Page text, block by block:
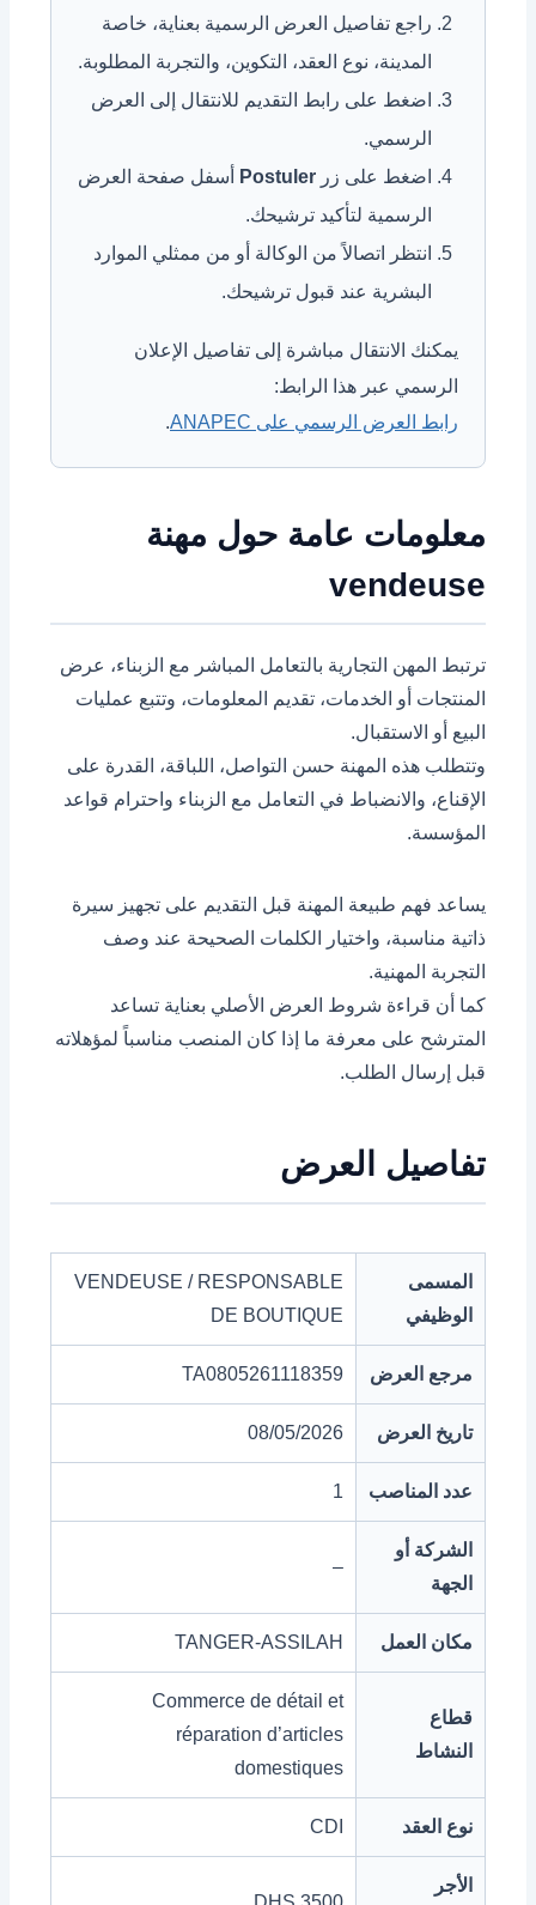
راجع تفاصيل العرض الرسمية بعناية، خاصة
المدينة، نوع العقد، التكوين، والتجربة المطلوبة.
اضغط على رابط التقديم للانتقال إلى العرض
الرسمي.
اضغط على زر Postuler
أسفل صفحة العرض
الرسمية لتأكيد ترشيحك.
انتظر اتصالاً من الوكالة أو من ممثلي الموارد
البشرية عند قبول ترشيحك.
يمكنك الانتقال مباشرة إلى تفاصيل الإعلان
الرسمي عبر هذا الرابط:
رابط العرض الرسمي على ANAPEC
.
معلومات عامة حول مهنة
vendeuse
ترتبط المهن التجارية بالتعامل المباشر مع الزبناء، عرض
المنتجات أو الخدمات، تقديم المعلومات، وتتبع عمليات
البيع أو الاستقبال.
وتتطلب هذه المهنة حسن التواصل، اللباقة، القدرة على
الإقناع، والانضباط في التعامل مع الزبناء واحترام قواعد
المؤسسة.
يساعد فهم طبيعة المهنة قبل التقديم على تجهيز سيرة
ذاتية مناسبة، واختيار الكلمات الصحيحة عند وصف
التجربة المهنية.
كما أن قراءة شروط العرض الأصلي بعناية تساعد
المترشح على معرفة ما إذا كان المنصب مناسباً لمؤهلاته
قبل إرسال الطلب.
تفاصيل العرض
المسمى
الوظيفي
VENDEUSE / RESPONSABLE
DE BOUTIQUE
مرجع العرض TA0805261118359
تاريخ العرض 08/05/2026
عدد المناصب 1
الشركة أو
الجهة
–
مكان العمل TANGER-ASSILAH
قطاع
النشاط
Commerce de détail et
réparation d’articles
domestiques
نوع العقد CDI
الأجر